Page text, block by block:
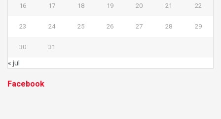
16 17 18 19 20 21 22
23 24 25 26 27 28 29
30 31
« jul
Facebook